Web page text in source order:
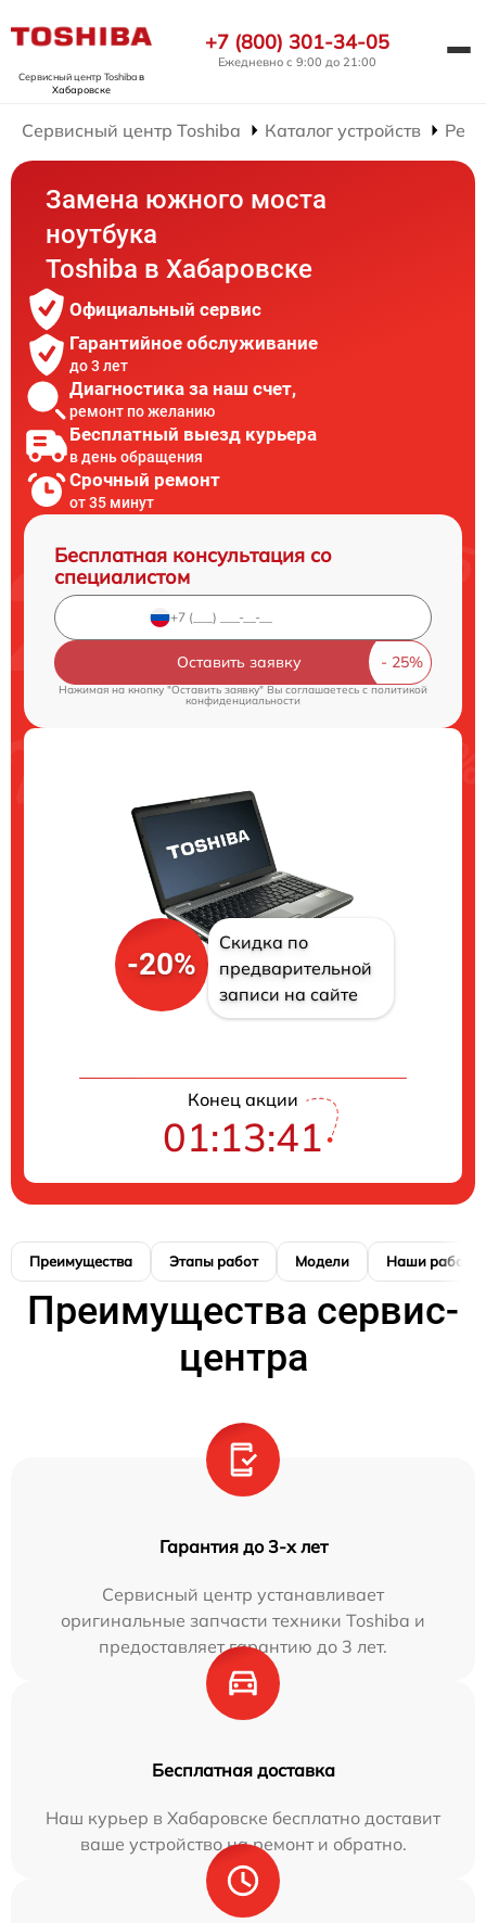
Сервисный центр Toshibaв
Хабаровске
+7 (800) 301-34-05
Ежедневно с 9:00 до 21:00
Сервисный центр Toshiba Каталог устройств
Замена южного моста
ноутбука
Toshiba в Хабаровске
Официальный сервис
Гарантийное обслуживание
до 3 лет
Диагностика за наш счет,
ремонт по желанию
Бесплатный выезд курьера
в день обращения
Срочный ремонт
от 35 минут
Бесплатная консультация со
специалистом
Оставить заявку
Нажимая на кнопку "Оставить заявку" Вы соглашаетесь cполитикой
конфиденциальности
-20%
Скидка по
предварительной
записи на сайте
Конец акции
01:13:41
Преимущества Этапы работ Модели Наши работы
Преимущества сервис-
центра
Гарантия до 3-х лет
Сервисный центр устанавливает
оригинальные запчасти техники Toshiba и
предоставляет гарантию до 3 лет.
Бесплатная доставка
Наш курьер в Хабаровске бесплатно доставит
ваше устройство на ремонт и обратно.